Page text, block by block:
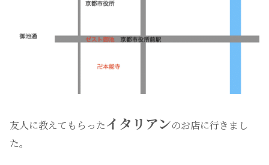
友人に教えてもらったイタリアンのお店に行きまし
た。